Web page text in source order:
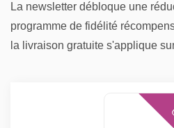
La newsletter débloque une
programme de fidélité
la livraison gratuite s'applique